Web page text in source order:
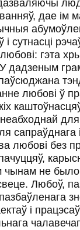
дае ім
сутнасці
любові: гэта
дадзеным
любові ў
сапраўднага
любові без
чынам не
Любоў,
i